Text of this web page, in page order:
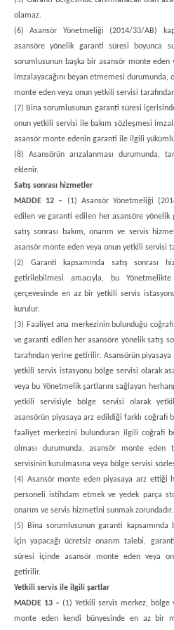
olamaz.
(6) Asansör Yönetmeliği (2014/33/AB)
asansöre yönelik garanti süresi boyunca
sorumlusunun başka bir asansör monte
imzalayacağını beyan etmemesi durumunda,
monte eden veya onun yetkili servisi
(7) Bina sorumlusunun garanti süresi
onun yetkili servisi ile bakım sözleşmesi
asansör monte edenin garanti ile ilgili
(8) Asansörün arızalanması durumunda,
eklenir.
Satış sonrası hizmetler
MADDE 12 –
(1) Asansör Yönetmeliği
edilen ve garanti edilen her asansöre yönelik
satış sonrası bakım, onarım ve servis
asansör monte eden veya onun yetkili servisi
(2) Garanti kapsamında satış sonrası
getirilebilmesi amacıyla, bu
çerçevesinde en az bir yetkili servis
kurulur.
(3) Faaliyet ana merkezinin bulunduğu
ve garanti edilen her asansöre yönelik satış
tarafından yerine getirilir. Asansörün
yetkili servis istasyonu bölge servisi olarak
veya bu Yönetmelik şartlarını sağlayan
yetkili servisiyle bölge servisi olarak
asansörün piyasaya arz edildiği farklı coğrafi
faaliyet merkezini bulunduran ilgili coğrafi
olması durumunda, asansör monte eden
servisinin kurulmasına veya bölge servisi
(4) Asansör monte eden piyasaya arz ettiği
personeli istihdam etmek ve yedek parça
onarım ve servis hizmetini sunmak zorundadır.
(5) Bina sorumlusunun garanti kapsamında
için yapacağı ücretsiz onarım talebi,
süresi içinde asansör monte eden veya
getirilir.
Yetkili servis ile ilgili şartlar
MADDE 13 – (1) Yetkili servis merkez, bölge
monte eden kendi bünyesinde en az bir